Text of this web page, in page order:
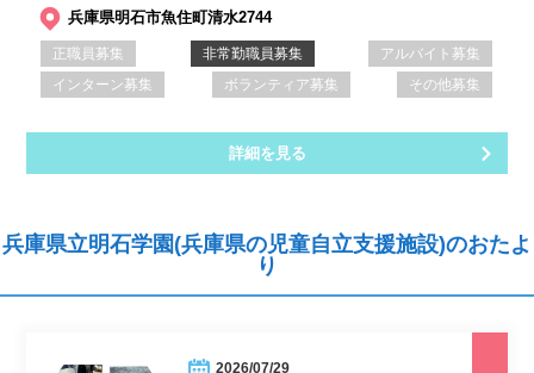
兵庫県明石市魚住町清水2744
正職員募集 非常勤職員募集
アルバイト募集
インターン募集
ボランティア募集 その他募集
詳細を見る
兵庫県立明石学園(兵庫県の児童自立支援施設)のおたよ
り
2026/07/29